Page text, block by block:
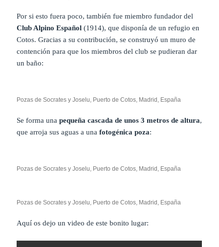
Por si esto fuera poco, también fue miembro fundador del
Club Alpino Español(1914), que disponía de un refugio en
Cotos. Gracias a su contribución, se construyó un muro de
contención para que los miembros del club se pudieran dar
un baño:
Pozas de Socrates y Joselu, Puerto de Cotos, Madrid, España
Se forma una pequeña cascada de unos 3 metros de altura,
que arroja sus aguas a unafotogénica poza:
Pozas de Socrates y Joselu, Puerto de Cotos, Madrid, España
Pozas de Socrates y Joselu, Puerto de Cotos, Madrid, España
Aquí os dejo un video de este bonito lugar: